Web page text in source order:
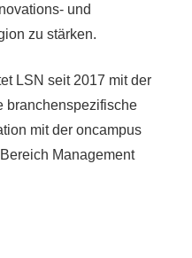
und
zu stärken.
LSN seit 2017 mit der
branchenspezifische
mit der oncampus
Management